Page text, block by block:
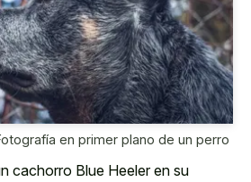
en primer plano de un perro
cachorro Blue Heeler en su